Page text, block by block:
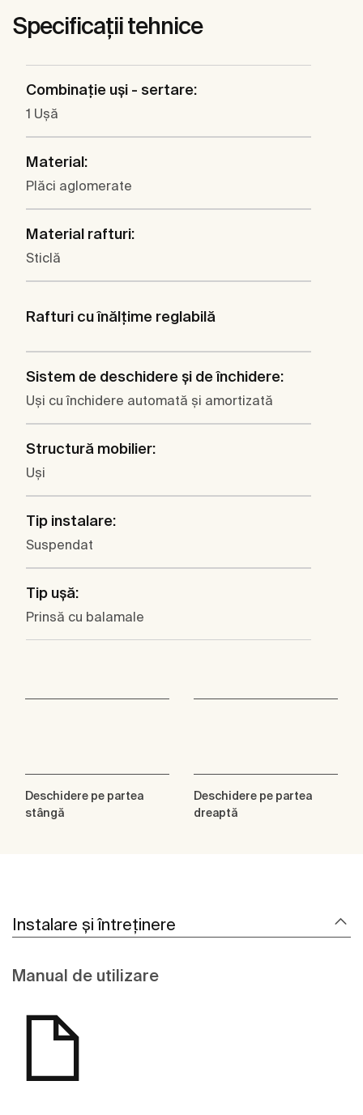
Specificații tehnice
Combinaţie uşi - sertare:
1 Uşă
Material:
Plăci aglomerate
Material rafturi:
Sticlă
Rafturi cu înălţime reglabilă
Sistem de deschidere şi de închidere:
Uşi cu închidere automată şi amortizată
Structură mobilier:
Uşi
Tip instalare:
Suspendat
Tip uşă:
Prinsă cu balamale
Deschidere pe partea
stângă
Deschidere pe partea
dreaptă
Instalare și întreținere
Manual de utilizare